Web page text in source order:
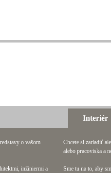
Interiér
o vašom
inžiniermi a
Chcete si zariadiť
alebo pracoviska a
Sme tu na to, aby